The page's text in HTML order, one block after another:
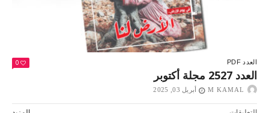
العدد PDF 0
العدد 2527 مجلة أكتوبر
M KAMAL أبريل 03, 2025